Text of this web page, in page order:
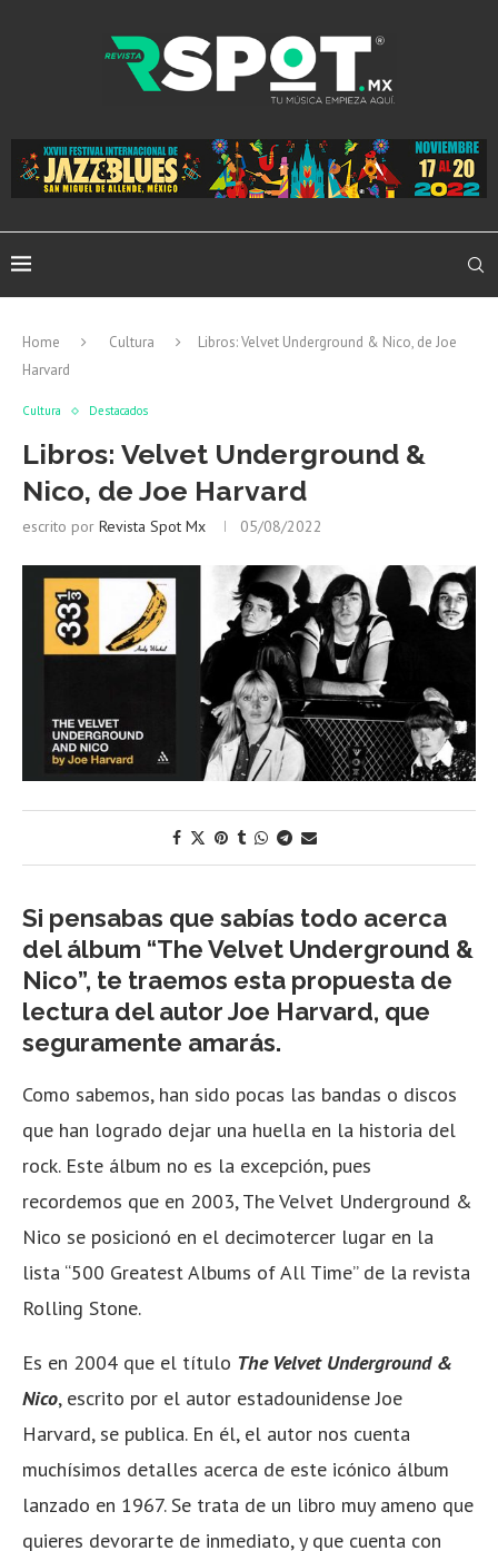
Home Cultura
Libros: Velvet Underground & Nico, de Joe
Harvard
Cultura Destacados
Libros: Velvet Underground &
Nico, de Joe Harvard
escrito por Revista Spot Mx 05/08/2022
Si pensabas que sabías todo acerca
del álbum “The Velvet Underground &
Nico”, te traemos esta propuesta de
lectura del autor Joe Harvard, que
seguramente amarás.
Como sabemos, han sido pocas las bandas o discos
que han logrado dejar una huella en la historia del
rock. Este álbum no es la excepción, pues
recordemos que en 2003, The Velvet Underground &
Nico se posicionó en el decimotercer lugar en la
lista “500 Greatest Albums of All Time” de la revista
Rolling Stone.
Es en 2004 que el título The Velvet Underground &
Nico, escrito por el autor estadounidense Joe
Harvard, se publica. En él, el autor nos cuenta
muchísimos detalles acerca de este icónico álbum
lanzado en 1967. Se trata de un libro muy ameno que
quieres devorarte de inmediato, y que cuenta con